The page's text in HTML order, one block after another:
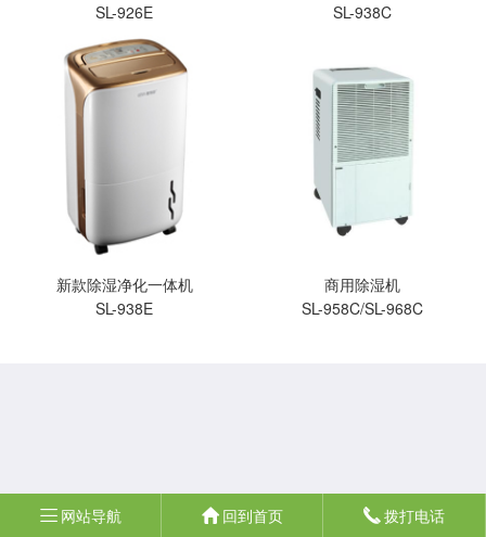
网站导航 回到首页 拨打电话
SL-926E
SL-938C
新款除湿净化一体机
SL-938E
商用除湿机
SL-958C/SL-968C